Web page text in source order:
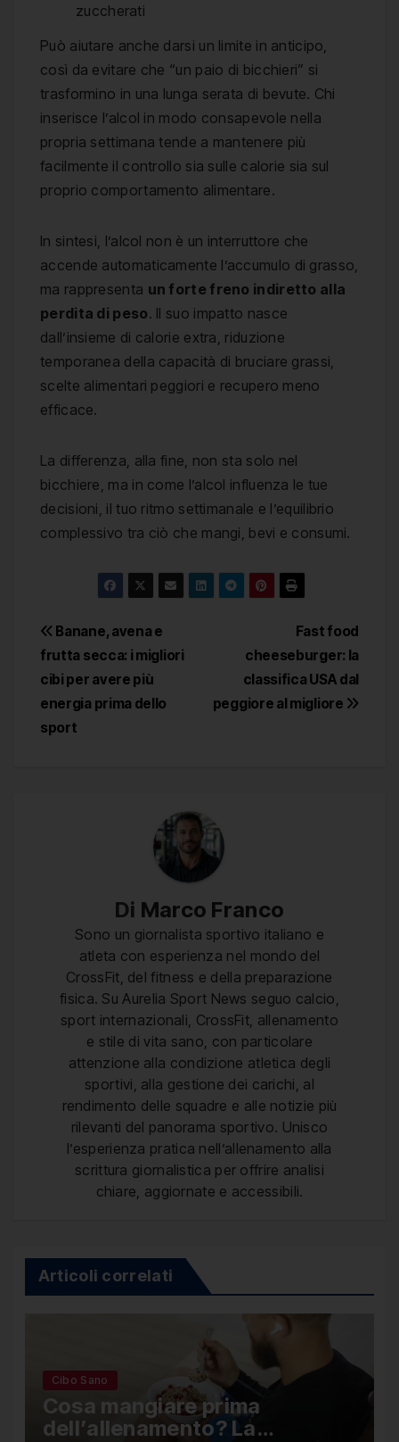
zuccherati
Può aiutare anche darsi un limite in anticipo,
così da evitare che “un paio di bicchieri” si
trasformino in una lunga serata di bevute. Chi
inserisce l’alcol in modo consapevole nella
propria settimana tende a mantenere più
facilmente il controllo sia sulle calorie sia sul
proprio comportamento alimentare.
In sintesi, l’alcol non è un interruttore che
accende automaticamente l’accumulo di grasso,
ma rappresenta un forte freno indiretto alla
perdita di peso. Il suo impatto nasce
dall’insieme di calorie extra, riduzione
temporanea della capacità di bruciare grassi,
scelte alimentari peggiori e recupero meno
efficace.
La differenza, alla fine, non sta solo nel
bicchiere, ma in come l’alcol influenza le tue
decisioni, il tuo ritmo settimanale e l’equilibrio
complessivo tra ciò che mangi, bevi e consumi.
Navigazione
articoli
Fast food
cheeseburger: la
classifica USA dal
peggiore al migliore
Banane, avena e
frutta secca: i migliori
cibi per avere più
energia prima dello
sport
Di Marco Franco
Sono un giornalista sportivo italiano e
atleta con esperienza nel mondo del
CrossFit, del fitness e della preparazione
fisica. Su Aurelia Sport News seguo calcio,
sport internazionali, CrossFit, allenamento
e stile di vita sano, con particolare
attenzione alla condizione atletica degli
sportivi, alla gestione dei carichi, al
rendimento delle squadre e alle notizie più
rilevanti del panorama sportivo. Unisco
l’esperienza pratica nell’allenamento alla
scrittura giornalistica per offrire analisi
chiare, aggiornate e accessibili.
Articoli correlati
Cibo Sano
Cosa mangiare prima
dell’allenamento? La